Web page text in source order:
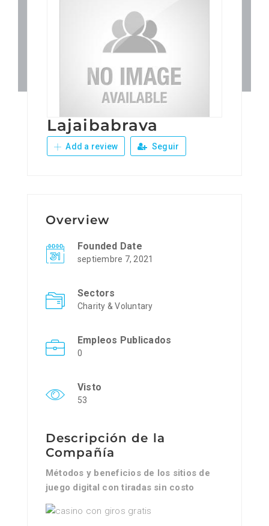
Junta Local Desarrollo
Adiestramientos
Eventos
Lajaibabrava
Add a review Seguir
Overview
Founded Date
septiembre 7, 2021
Sectors
Charity & Voluntary
Empleos Publicados
0
Visto
53
Descripción de la
Compañía
Métodos y beneficios de los sitios de
juego digital con tiradas sin costo